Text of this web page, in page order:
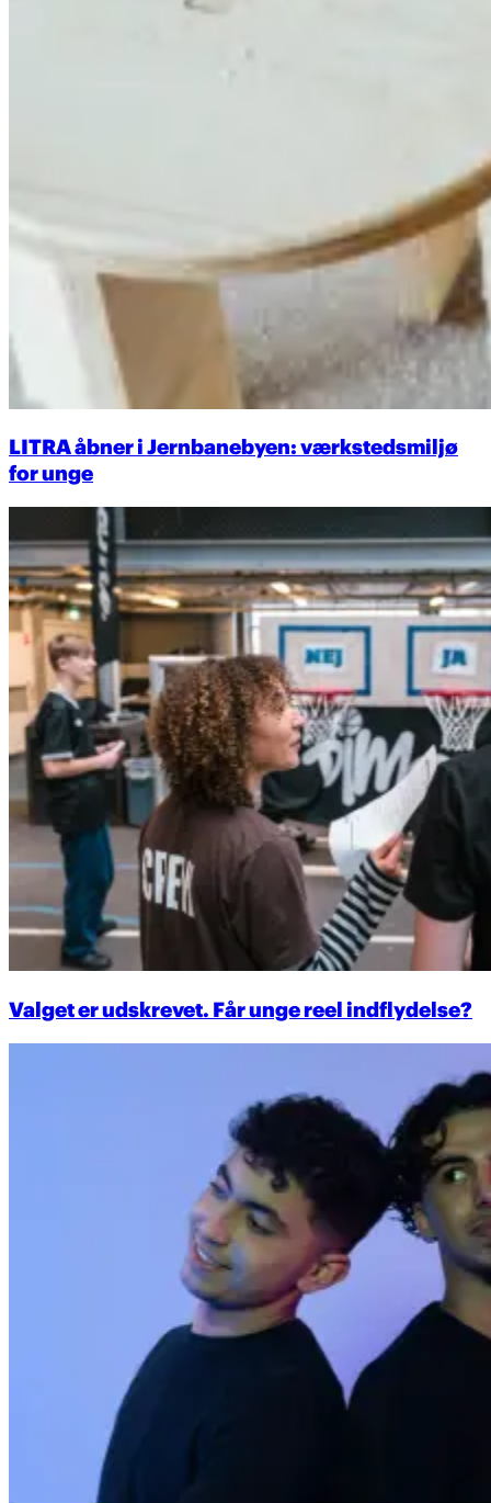
LITRA åbner i Jernbanebyen: værkstedsmiljø
for unge
Valget er udskrevet. Får unge reel indflydelse?